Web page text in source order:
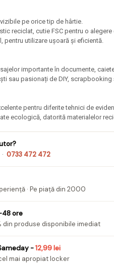
pe orice tip de hârtie.
reciclat, cutie FSC pentru o
utilizare ușoară și eficientă.
importante în documente,
sau pasionați de DIY,
pentru diferite tehnici de
ecologică, datorită materialelor
0733 472 472
· Pe piață din 2000
ore
din produse disponibile imediat
-12,99 lei
mai apropiat locker